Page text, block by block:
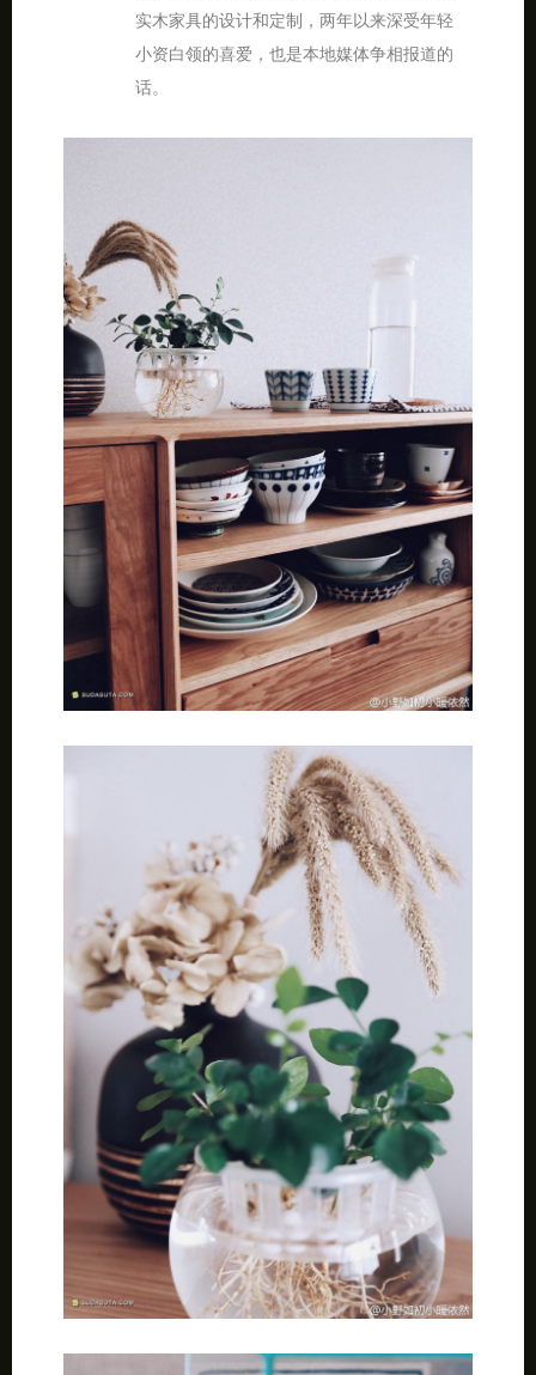
实木家具的设计和定制，两年以来深受年轻
小资白领的喜爱，也是本地媒体争相报道的
话。